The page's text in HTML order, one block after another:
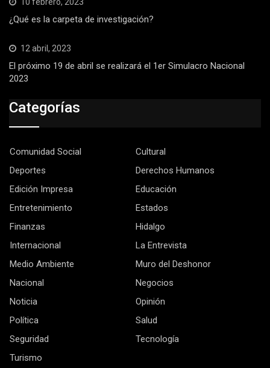
10 febrero, 2023
¿Qué es la carpeta de investigación?
12 abril, 2023
El próximo 19 de abril se realizará el 1er Simulacro Nacional
2023
Categorías
Comunidad Social
Cultural
Deportes
Derechos Humanos
Edición Impresa
Educación
Entretenimiento
Estados
Finanzas
Hidalgo
Internacional
La Entrevista
Medio Ambiente
Muro del Deshonor
Nacional
Negocios
Noticia
Opinión
Política
Salud
Seguridad
Tecnología
Turismo